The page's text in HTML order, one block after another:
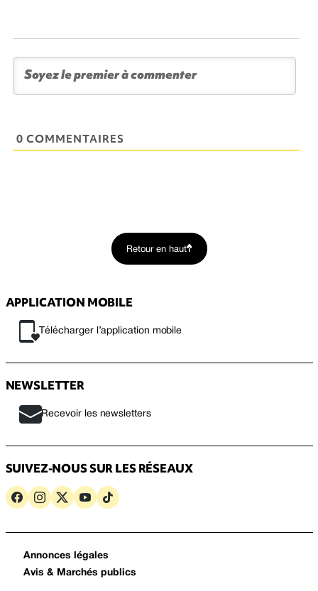
0 COMMENTAIRES
Retour en haut
APPLICATION MOBILE
Télécharger l’application mobile
NEWSLETTER
Recevoir les newsletters
SUIVEZ-NOUS SUR LES RÉSEAUX
Annonces légales
Avis & Marchés publics